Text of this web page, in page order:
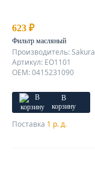
623 ₽
Фильтр масляный
Производитель: Sakura
Артикул: EO1101
OEM: 0415231090
В
корзину
Поставка 1 р. д.